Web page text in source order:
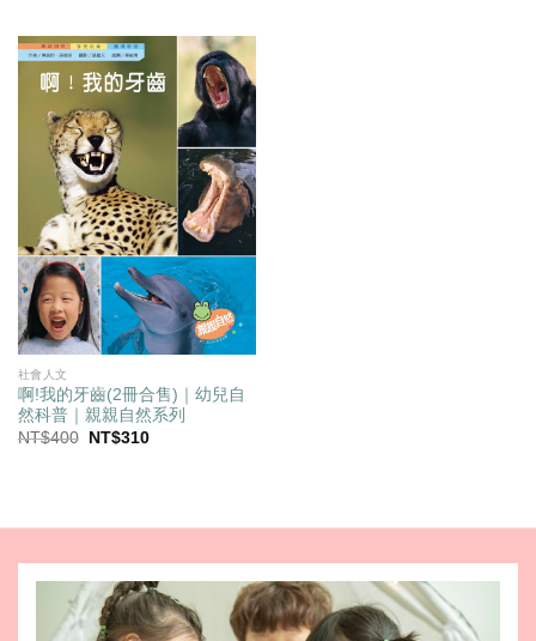
社會人文
啊!我的牙齒(2冊合售)｜幼兒自
然科普｜親親自然系列
NT$400
原
NT$310目